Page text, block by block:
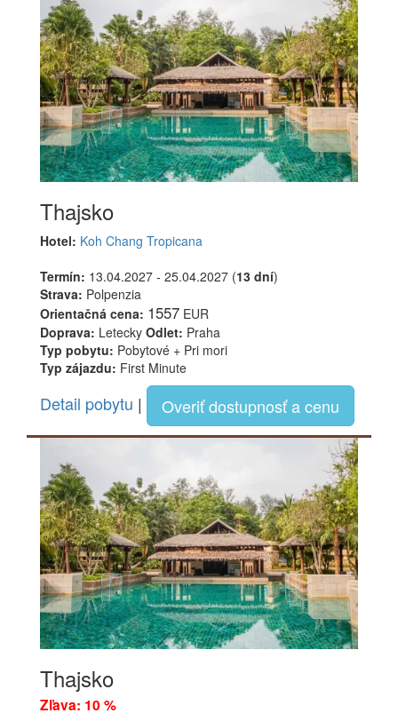
Thajsko
Hotel: Koh Chang Tropicana
Termín: 13.04.2027 - 25.04.2027 (13 dní)
Strava: Polpenzia
Orientačná cena: 1557 EUR
Doprava: Letecky Odlet: Praha
Typ pobytu: Pobytové + Pri mori
Typ zájazdu: First Minute
Detail pobytu | Overiť dostupnosť a cenu
Thajsko
Zľava: 10 %